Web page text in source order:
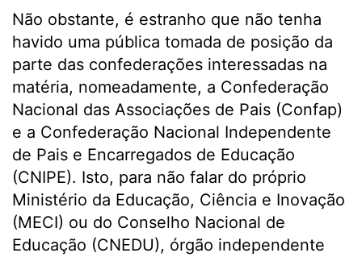
Não obstante, é estranho que não tenha
havido uma pública tomada de posição da
parte das confederações interessadas na
matéria, nomeadamente, a Confederação
Nacional das Associações de Pais (Confap)
e a Confederação Nacional Independente
de Pais e Encarregados de Educação
(CNIPE). Isto, para não falar do próprio
Ministério da Educação, Ciência e Inovação
(MECI) ou do Conselho Nacional de
Educação (CNEDU), órgão independente